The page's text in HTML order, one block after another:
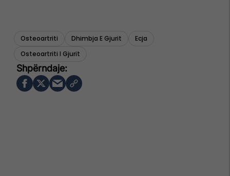
Osteoartriti Dhimbja E Gjurit
Ecja
Osteoartriti I Gjurit